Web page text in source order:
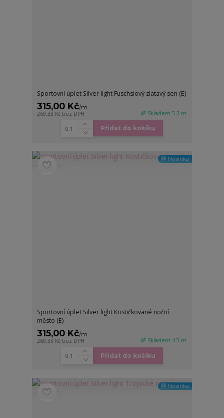
Sportovní úplet Silver light Fuschsiový zlatavý sen (E)
315,00 Kč/m
260,33 Kč bez DPH 🌈 Skladem 5.2 m
Přidat do košíku
🆕 Novinka
Sportovní úplet Silver light Kostičkované noční
město (E)
315,00 Kč/m
260,33 Kč bez DPH 🌈 Skladem 4.5 m
Přidat do košíku
🆕 Novinka